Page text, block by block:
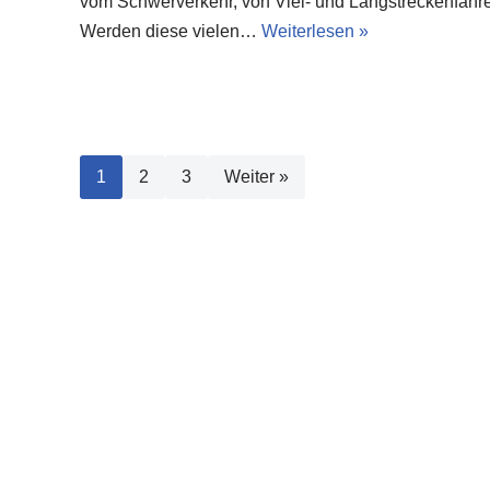
Werden diese vielen… Weiterlesen »
1 2 3 Weiter »